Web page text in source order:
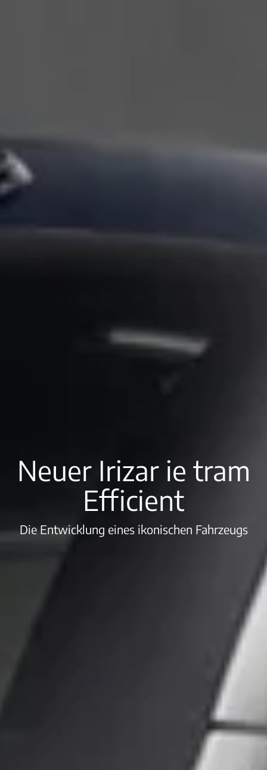
Neuer Irizar ie tram
Efficient
Die Entwicklung eines ikonischen Fahrzeugs